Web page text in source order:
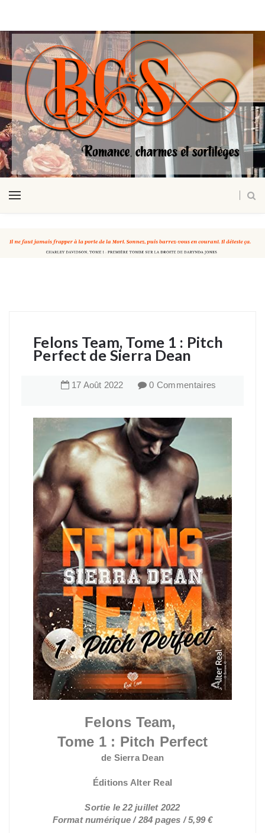
Felons Team, Tome 1 : Pitch
Perfect de Sierra Dean
17 Août 2022 0 Commentaires
Felons Team,
Tome 1 : Pitch Perfect
de Sierra Dean
Éditions Alter Real
Sortie le 22 juillet 2022
Format numérique / 284 pages / 5,99 €